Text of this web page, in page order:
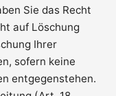
Sie das Recht
auf Löschung
Ihrer
sofern keine
entgegenstehen.